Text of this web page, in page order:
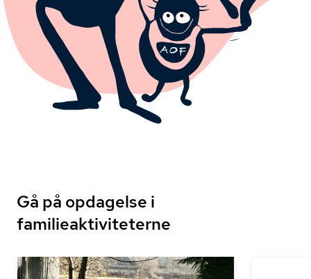
Gå på opdagelse i
familieaktiviteterne